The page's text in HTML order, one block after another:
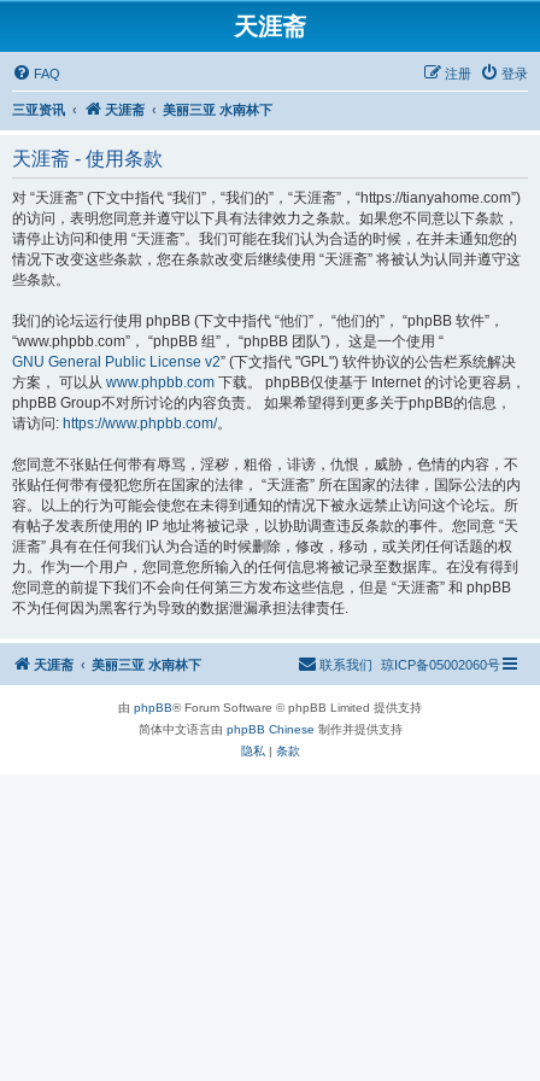
天涯斋
FAQ 登录
注册
三亚资讯 天涯斋 美丽三亚 水南林下
天涯斋 - 使用条款
对 “天涯斋” (下文中指代 “我们”，“我们的”，“天涯斋”，“https://tianyahome.com”)
的访问，表明您同意并遵守以下具有法律效力之条款。如果您不同意以下条款，
请停止访问和使用 “天涯斋”。我们可能在我们认为合适的时候，在并未通知您的
情况下改变这些条款，您在条款改变后继续使用 “天涯斋” 将被认为认同并遵守这
些条款。
我们的论坛运行使用 phpBB (下文中指代 “他们”， “他们的”， “phpBB 软件”，
“www.phpbb.com”， “phpBB 组”， “phpBB 团队”)， 这是一个使用 “
GNU General Public License v2” (下文指代 "GPL") 软件协议的公告栏系统解决
方案， 可以从 www.phpbb.com 下载。 phpBB仅使基于 Internet 的讨论更容易，
phpBB Group不对所讨论的内容负责。 如果希望得到更多关于phpBB的信息，
请访问: https://www.phpbb.com/。
您同意不张贴任何带有辱骂，淫秽，粗俗，诽谤，仇恨，威胁，色情的内容，不
张贴任何带有侵犯您所在国家的法律， “天涯斋” 所在国家的法律，国际公法的内
容。以上的行为可能会使您在未得到通知的情况下被永远禁止访问这个论坛。所
有帖子发表所使用的 IP 地址将被记录，以协助调查违反条款的事件。您同意 “天
涯斋” 具有在任何我们认为合适的时候删除，修改，移动，或关闭任何话题的权
力。作为一个用户，您同意您所输入的任何信息将被记录至数据库。在没有得到
您同意的前提下我们不会向任何第三方发布这些信息，但是 “天涯斋” 和 phpBB
不为任何因为黑客行为导致的数据泄漏承担法律责任.
天涯斋 美丽三亚 水南林下 琼ICP备05002060号
联系我们
由 phpBB® Forum Software © phpBB Limited 提供支持
简体中文语言由 phpBB Chinese 制作并提供支持
隐私 | 条款